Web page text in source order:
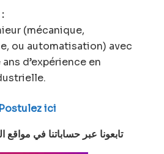
(mécanique,
ou automatisation) avec
d’expérience en
Postulez ici
تابعونا عبر حساباتنا في مواقع